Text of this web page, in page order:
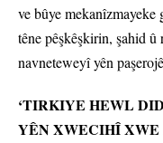
ve bûye
têne pêşkêşkirin, şahid
navneteweyî yên
‘TIRKIYE HEWL
YÊN XWECIHÎ XWE